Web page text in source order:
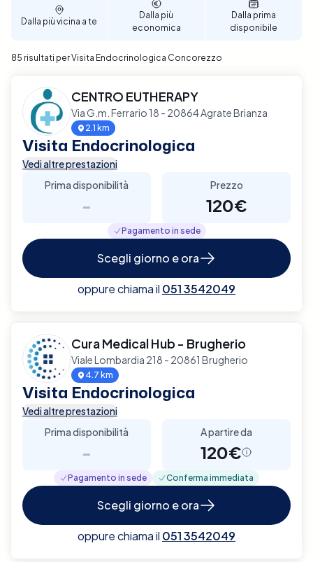
Dalla più vicina a te
Dalla più
economica
Dalla prima
disponibile
85 risultati per Visita Endocrinologica Concorezzo
CENTRO EUTHERAPY
Via G.m. Ferrario 18 - 20864 Agrate Brianza
2.1 km
Visita Endocrinologica
Vedi altre prestazioni
Prima disponibilità
-
Prezzo
120€
Pagamento in sede
Scegli giorno e ora
oppure chiama il 051 3542049
Cura Medical Hub - Brugherio
Viale Lombardia 218 - 20861 Brugherio
4.7 km
Visita Endocrinologica
Vedi altre prestazioni
Prima disponibilità
-
A partire da
120€
Pagamento in sede Conferma immediata
Scegli giorno e ora
oppure chiama il 051 3542049